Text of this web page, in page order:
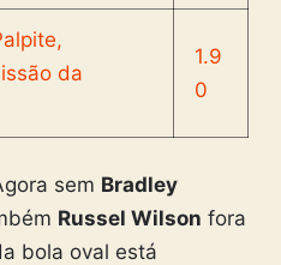
1.9
0
sem Bradley
Russel Wilson fora
bola oval está